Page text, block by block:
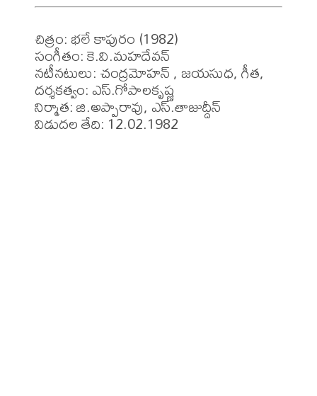
చిత్రం: భలే కాపురం (1982)
సంగీతం: కె.వి.మహదేవన్
నటీనటులు: చంద్రమోహన్ , జయసుధ, గీత,
దర్శకత్వం: ఎస్.గోపాలకృష్ణ
నిర్మాత: జి.అప్పారావు, ఎస్.తాజుద్దీన్
విడుదల తేది: 12.02.1982